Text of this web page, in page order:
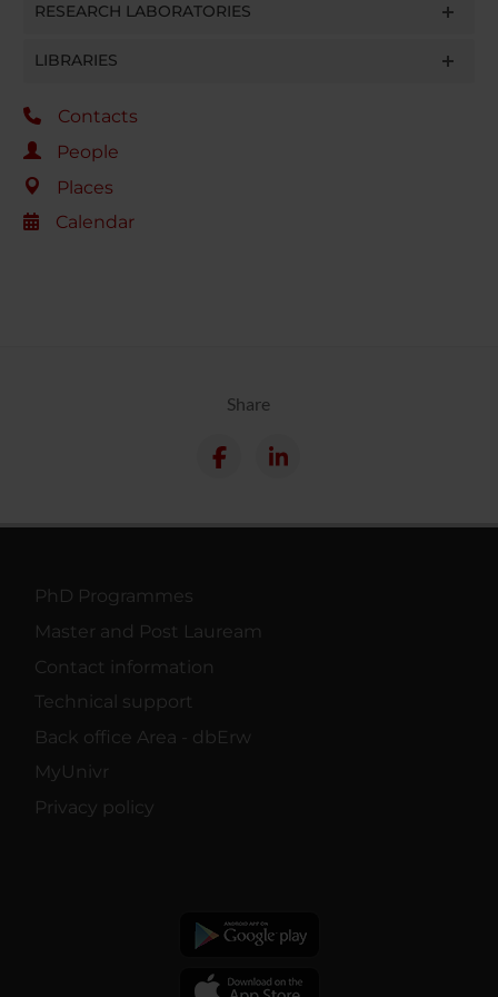
RESEARCH LABORATORIES
LIBRARIES
Contacts
People
Places
Calendar
Share
PhD Programmes
Master and Post Lauream
Contact information
Technical support
Back office Area - dbErw
MyUnivr
Privacy policy